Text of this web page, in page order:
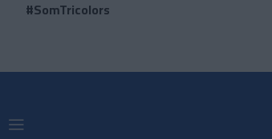
#SomTricolors